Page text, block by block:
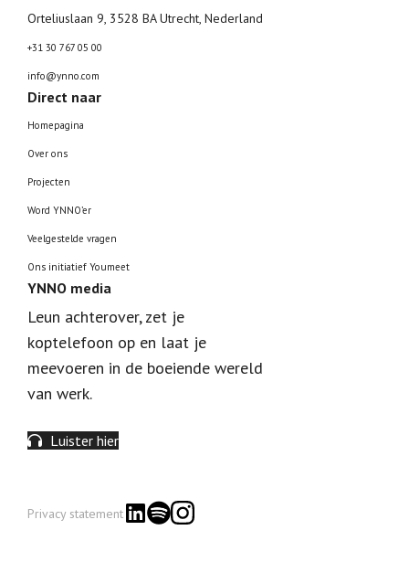
Orteliuslaan 9, 3528 BA Utrecht, Nederland
+31 30 767 05 00
info@ynno.com
Direct naar
Homepagina
Over ons
Projecten
Word YNNO’er
Veelgestelde vragen
Ons initiatief Youmeet
YNNO media
Leun achterover, zet je
koptelefoon op en laat je
meevoeren in de boeiende wereld
van werk.
Luister hier
Privacy statement